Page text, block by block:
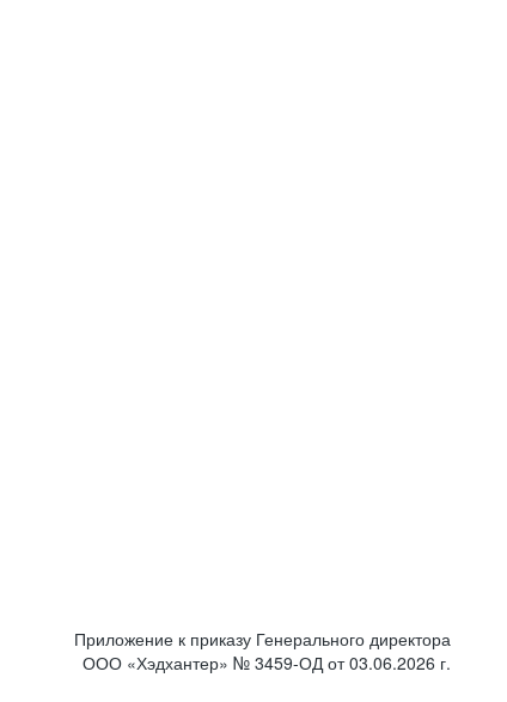
Приложение к приказу Генерального директора
ООО «Хэдхантер» № 3459-ОД от 03.06.2026 г.